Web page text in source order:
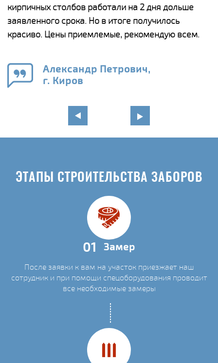
кирпичных столбов работали на 2 дня дольше
заявленного срока. Но в итоге получилось
красиво. Цены приемлемые, рекомендую всем.
Александр Петрович,
г. Киров
ЭТАПЫ СТРОИТЕЛЬСТВА ЗАБОРОВ
01 Замер
После заявки к вам на участок приезжает наш
сотрудник и при помощи спецоборудования проводит
все необходимые замеры